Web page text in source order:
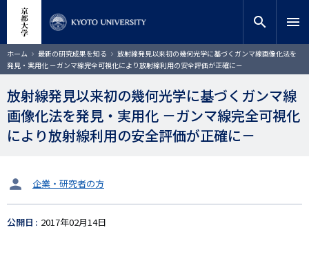
コ
ン
テ
ン
ツ
に
移
動
サイト内検索
検索
search menu
ホーム 最新の研究成果を知る
放射線発見以来初の幾何光学に基づくガンマ線画像化法を
発見・実用化 －ガンマ線完全可視化により放射線利用の安全評価が正確に－
放射線発見以来初の幾何光学に基づくガンマ線
画像化法を発見・実用化 －ガンマ線完全可視化
により放射線利用の安全評価が正確に－
タ
ッ
企業・研究者の方
公開日 2017年02月14日